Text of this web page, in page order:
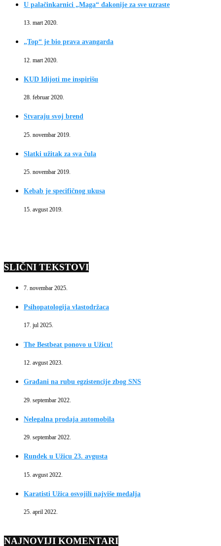
U palačinkarnici „Maga“ đakonije za sve uzraste
13. mart 2020.
„Top“ je bio prava avangarda
12. mart 2020.
KUD Idijoti me inspirišu
28. februar 2020.
Stvaraju svoj brend
25. novembar 2019.
Slatki užitak za sva čula
25. novembar 2019.
Kebab je specifičnog ukusa
15. avgust 2019.
SLIČNI TEKSTOVI
7. novembar 2025.
Psihopatologija vlastodržaca
17. jul 2025.
The Bestbeat ponovo u Užicu!
12. avgust 2023.
Građani na rubu egzistencije zbog SNS
29. septembar 2022.
Nelegalna prodaja automobila
29. septembar 2022.
Rundek u Užicu 23. avgusta
15. avgust 2022.
Karatisti Užica osvojili najviše medalja
25. april 2022.
NAJNOVIJI KOMENTARI